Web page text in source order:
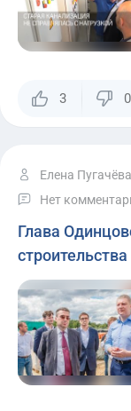
3 0
Елена Пугачёва
Нет
Глава
строительства